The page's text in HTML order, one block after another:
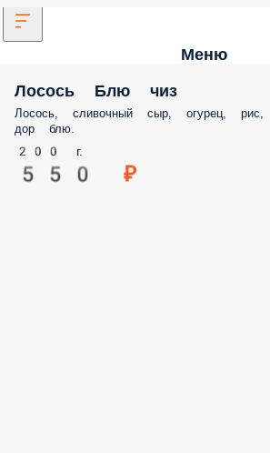
Меню
Лосось Блю чиз
Лосось, сливочный сыр, огурец,
дор блю.
200 г.
550 ₽